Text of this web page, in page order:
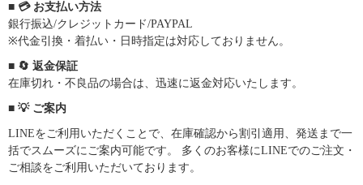
■ 💳 お支払い方法
銀行振込/クレジットカード/PAYPAL
※代金引換・着払い・日時指定は対応しておりません。
■ 🔄 返金保証
在庫切れ・不良品の場合は、迅速に返金対応いたします。
■ 💡 ご案内
LINEをご利用いただくことで、在庫確認から割引適用、発送まで一
括でスムーズにご案内可能です。 多くのお客様にLINEでのご注文・
ご相談をご利用いただいております。